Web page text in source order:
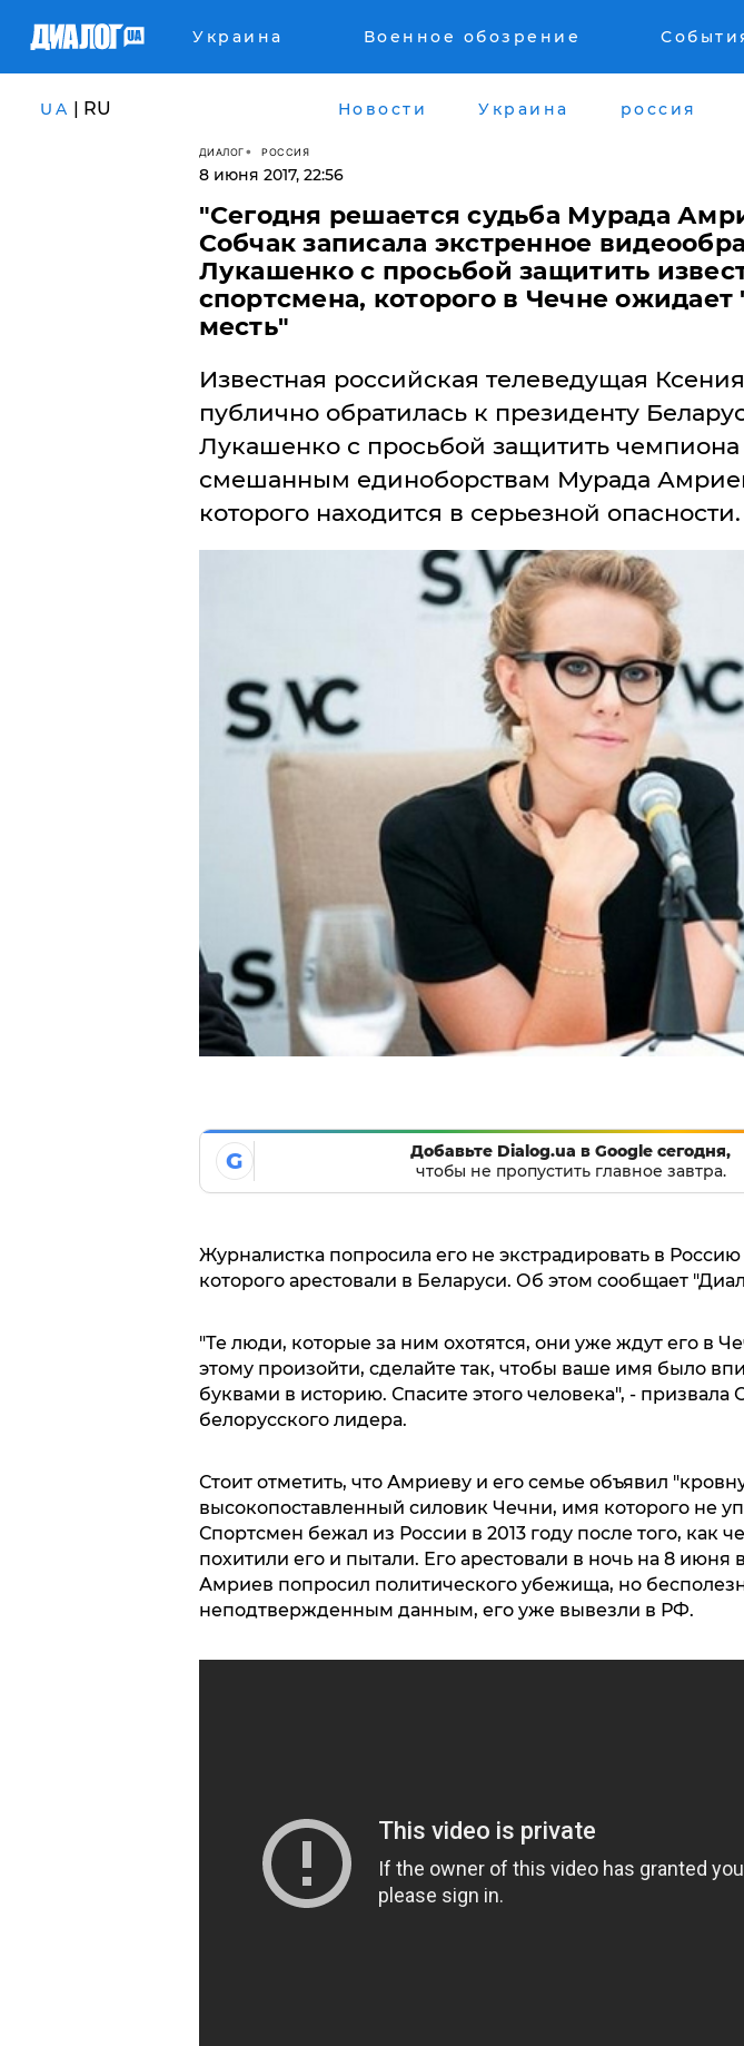
Украина Военное обозрение
UA | RU Новости Украина россия
ДИАЛОГ РОССИЯ
8 июня 2017, 22:56
​"Сегодня решается судьба Мурада
Собчак записала экстренное
Лукашенко с просьбой защитить
спортсмена, которого в Чечне ожидает
месть"
Известная российская телеведущая
публично обратилась к президенту
Лукашенко с просьбой защитить
смешанным единоборствам Мурада
которого находится в серьезной опасности.
G
Добавьте Dialog.ua в Google сегодня,
чтобы не пропустить главное завтра.
Журналистка попросила его не экстрадировать в
которого арестовали в Беларуси. Об этом сообщает
"Те люди, которые за ним охотятся, они уже ждут его в
этому произойти, сделайте так, чтобы ваше имя было
буквами в историю. Спасите этого человека", - призвала
белорусского лидера.
Стоит отметить, что Амриеву и его семье объявил
высокопоставленный силовик Чечни, имя которого не
Спортсмен бежал из России в 2013 году после того, как
похитили его и пытали. Его арестовали в ночь на 8 июня
Амриев попросил политического убежища, но
неподтвержденным данным, его уже вывезли в РФ.